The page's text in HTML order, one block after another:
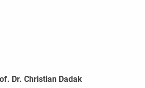
Dr. Christian Dadak